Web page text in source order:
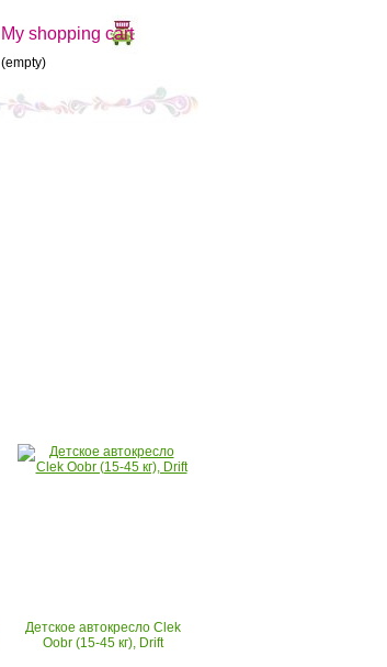
My shopping cart
(empty)
Детское автокресло Clek
Oobr (15-45 кг), Drift